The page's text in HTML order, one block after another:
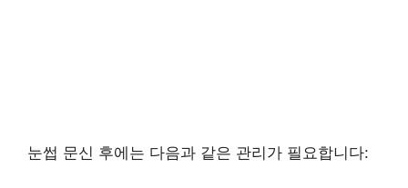
눈썹 문신 후에는 다음과 같은 관리가 필요합니다: